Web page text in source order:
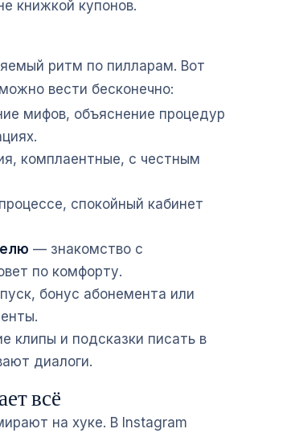
книжкой купонов.
ритм по пилларам. Вот
вести бесконечно:
мифов, объяснение процедур
комплаентные, с честным
спокойный кабинет
— знакомство с
по комфорту.
бонус абонемента или
клипы и подсказки писать в
диалоги.
всё
на хуке. В Instagram